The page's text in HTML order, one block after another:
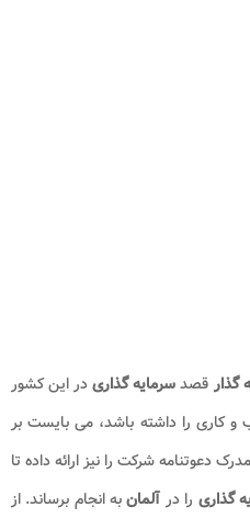
گذارقصدسرمایه گذاریدر این کشور
کاری را داشته باشد، می بایست بر
مدرک دعوتنامه شرکت را نیز ارائه داده تا
گذاری را در آلمانبه انجام برساند. از